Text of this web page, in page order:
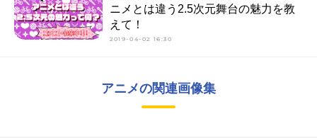
ニメとは違う2.5次元舞台の魅力を教
えて！
2019-04-02 16:30
アニメの関連画像集